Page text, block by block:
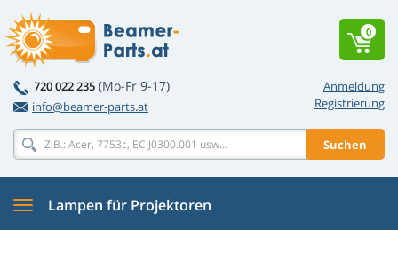
Anmeldung
Registrierung
720 022 235 (Mo-Fr 9-17)
info@beamer-parts.at
Suchen
0
Lampen für Projektoren